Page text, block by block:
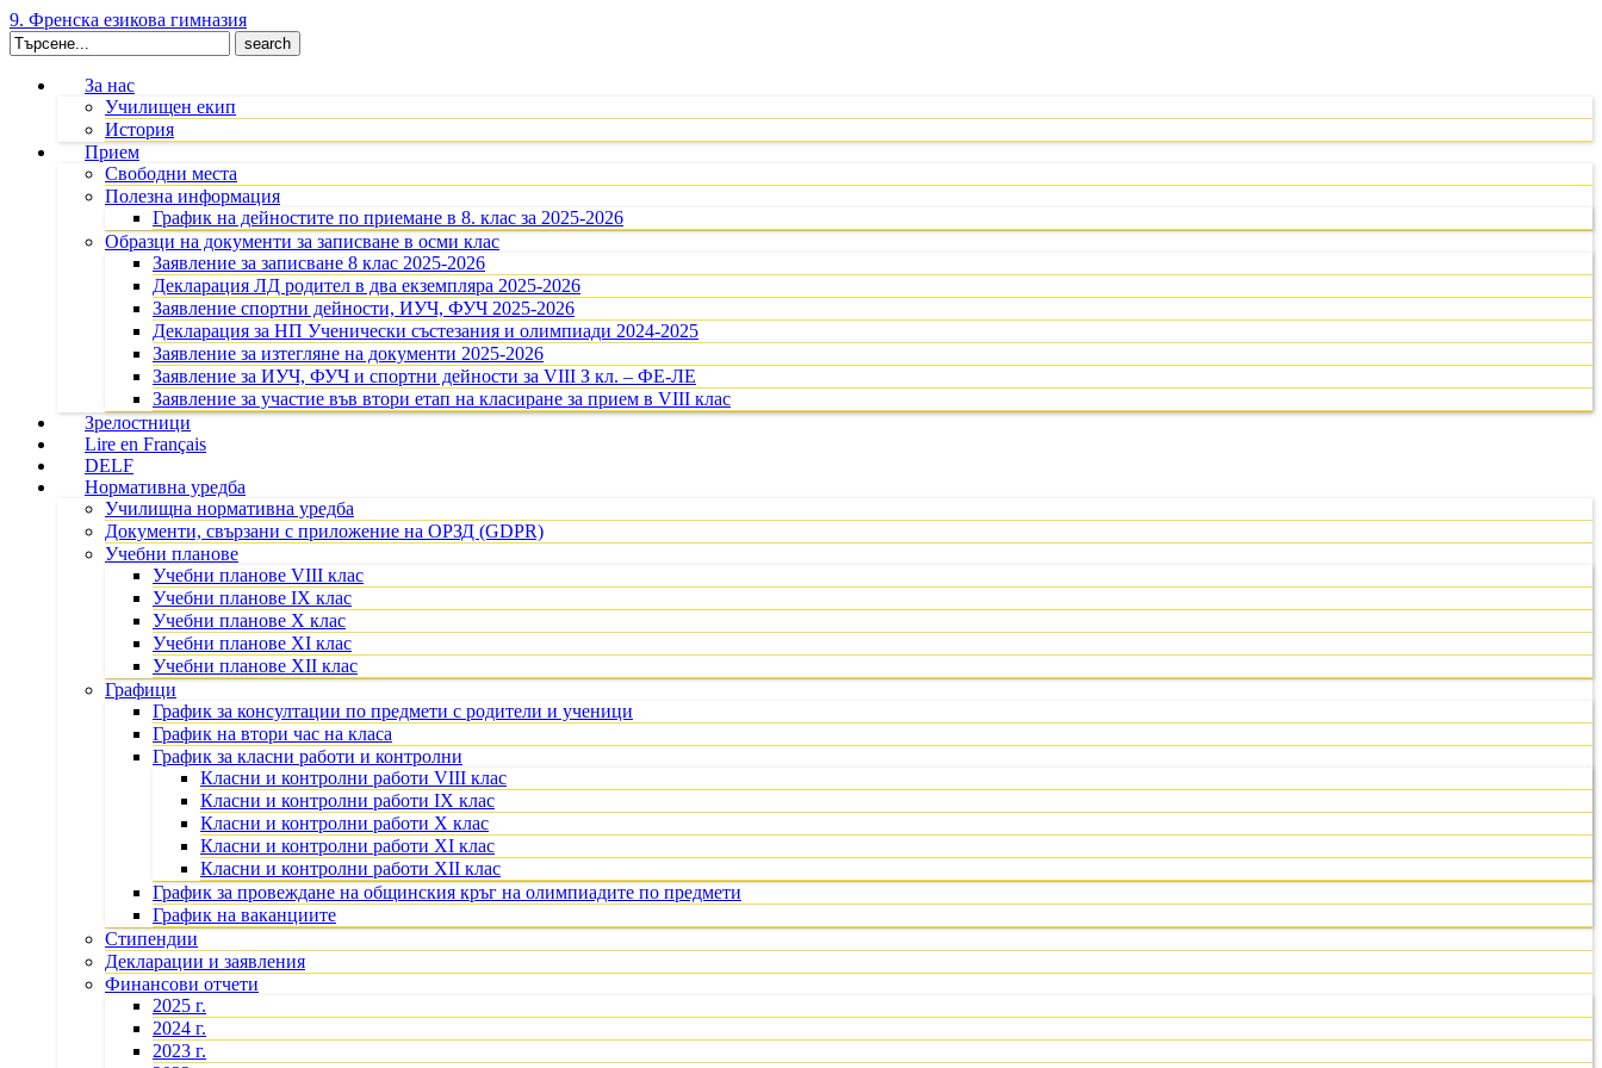
9. Френска езикова гимназия
Search
for:
За нас
Училищен екип
История
Прием
Свободни места
Полезна информация
График на дейностите по приемане в 8. клас за 2025-2026
Образци на документи за записване в осми клас
Заявление за записване 8 клас 2025-2026
Декларация ЛД родител в два екземпляра 2025-2026
Заявление спортни дейности, ИУЧ, ФУЧ 2025-2026
Декларация за НП Ученически състезания и олимпиади 2024-2025
Заявление за изтегляне на документи 2025-2026
Заявление за ИУЧ, ФУЧ и спортни дейности за VIII З кл. – ФЕ-ЛЕ
Заявление за участие във втори етап на класиране за прием в VIII клас
Зрелостници
Lire en Français
DELF
Нормативна уредба
Училищна нормативна уредба
Документи, свързани с приложение на ОРЗД (GDPR)
Учебни планове
Учебни планове VIII клас
Учебни планове IX клас
Учебни планове X клас
Учебни планове XI клас
Учебни планове XII клас
Графици
График за консултации по предмети с родители и ученици
График на втори час на класа
График за класни работи и контролни
Класни и контролни работи VIII клас
Класни и контролни работи IX клас
Класни и контролни работи X клас
Класни и контролни работи XI клас
Класни и контролни работи XII клас
График за провеждане на общинския кръг на олимпиадите по предмети
График на ваканциите
Стипендии
Декларации и заявления
Финансови отчети
2025 г.
2024 г.
2023 г.